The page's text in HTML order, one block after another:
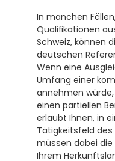
In manchen
Qualifikationen
Schweiz, können
deutschen
Wenn eine
Umfang einer
annehmen
einen partiellen
erlaubt Ihnen, in
Tätigkeitsfeld des
müssen dabei
Ihrem